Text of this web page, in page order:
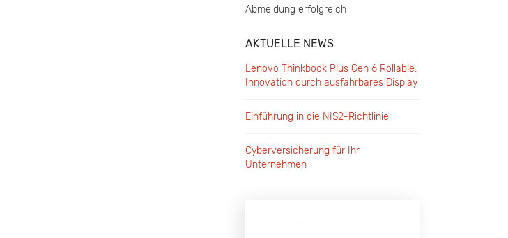
Abmeldung erfolgreich
AKTUELLE NEWS
Lenovo Thinkbook Plus Gen 6 Rollable:
Innovation durch ausfahrbares Display
Einführung in die NIS2-Richtlinie
Cyberversicherung für Ihr
Unternehmen